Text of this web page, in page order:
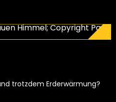
trotzdem Erderwärmung?